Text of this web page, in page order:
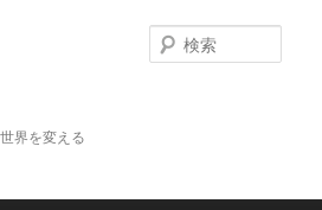
界を変える
索